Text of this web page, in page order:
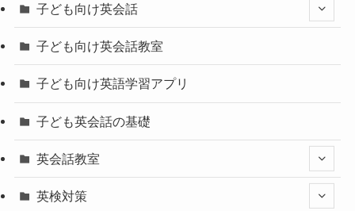
子ども向け英会話
子ども向け英会話教室
子ども向け英語学習アプリ
子ども英会話の基礎
英会話教室
英検対策